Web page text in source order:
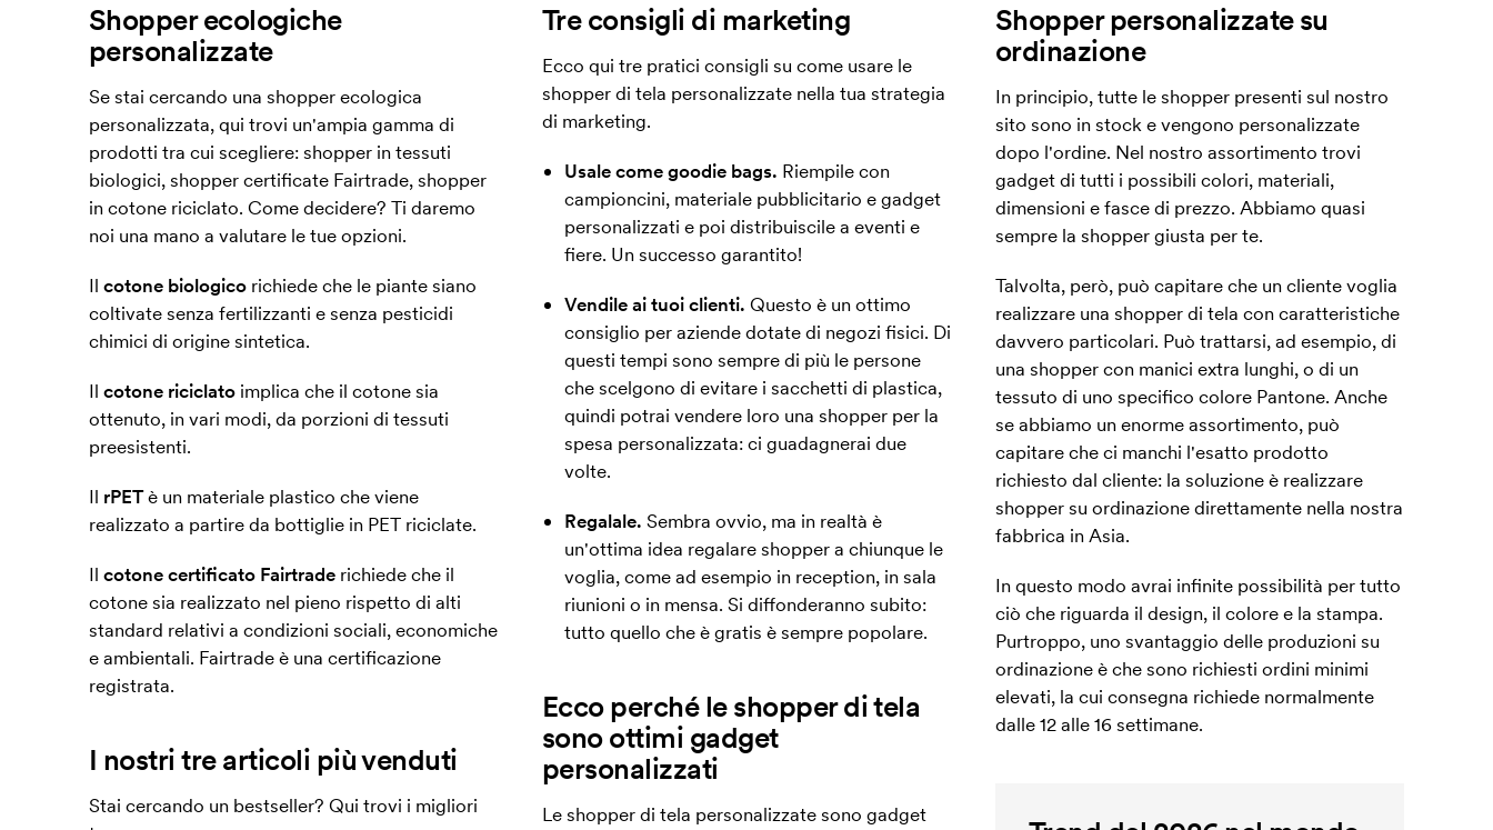
Shopper ecologiche
personalizzate
Se stai cercando una shopper ecologica
personalizzata, qui trovi un'ampia gamma di
prodotti tra cui scegliere: shopper in tessuti
biologici, shopper certificate Fairtrade, shopper
in cotone riciclato. Come decidere? Ti daremo
noi una mano a valutare le tue opzioni.
Il cotone biologico richiede che le piante siano
coltivate senza fertilizzanti e senza pesticidi
chimici di origine sintetica.
Il cotone riciclato implica che il cotone sia
ottenuto, in vari modi, da porzioni di tessuti
preesistenti.
Il rPETè un materiale plastico che viene
realizzato a partire da bottiglie in PET riciclate.
Il cotone certificato Fairtrade richiede che il
cotone sia realizzato nel pieno rispetto di alti
standard relativi a condizioni sociali, economiche
e ambientali. Fairtrade è una certificazione
registrata.
I nostri tre articoli più venduti
Stai cercando un bestseller? Qui trovi i migliori
Tre consigli di marketing
Ecco qui tre pratici consigli su come usare le
shopper di tela personalizzate nella tua strategia
di marketing.
Usale come goodie bags. Riempile con
campioncini, materiale pubblicitario e gadget
personalizzati e poi distribuiscile a eventi e
fiere. Un successo garantito!
Vendile ai tuoi clienti. Questo è un ottimo
consiglio per aziende dotate di negozi fisici. Di
questi tempi sono sempre di più le persone
che scelgono di evitare i sacchetti di plastica,
quindi potrai vendere loro una shopper per la
spesa personalizzata: ci guadagnerai due
volte.
Regalale. Sembra ovvio, ma in realtà è
un'ottima idea regalare shopper a chiunque le
voglia, come ad esempio in reception, in sala
riunioni o in mensa. Si diffonderanno subito:
tutto quello che è gratis è sempre popolare.
Ecco perché le shopper di tela
sono ottimi gadget
personalizzati
Le shopper di tela personalizzate sono gadget
Shopper personalizzate su
ordinazione
In principio, tutte le shopper presenti sul nostro
sito sono in stock e vengono personalizzate
dopo l'ordine. Nel nostro assortimento trovi
gadget di tutti i possibili colori, materiali,
dimensioni e fasce di prezzo. Abbiamo quasi
sempre la shopper giusta per te.
Talvolta, però, può capitare che un cliente voglia
realizzare una shopper di tela con caratteristiche
davvero particolari. Può trattarsi, ad esempio, di
una shopper con manici extra lunghi, o di un
tessuto di uno specifico colore Pantone. Anche
se abbiamo un enorme assortimento, può
capitare che ci manchi l'esatto prodotto
richiesto dal cliente: la soluzione è realizzare
shopper su ordinazione direttamente nella nostra
fabbrica in Asia.
In questo modo avrai infinite possibilità per tutto
ciò che riguarda il design, il colore e la stampa.
Purtroppo, uno svantaggio delle produzioni su
ordinazione è che sono richiesti ordini minimi
elevati, la cui consegna richiede normalmente
dalle 12 alle 16 settimane.